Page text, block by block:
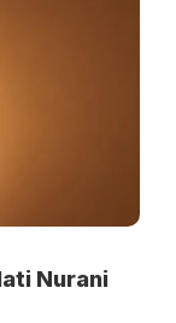
Nurani